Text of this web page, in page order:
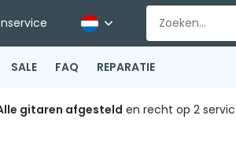
SALE FAQ REPARATIE
gitaren afgesteld en recht op 2